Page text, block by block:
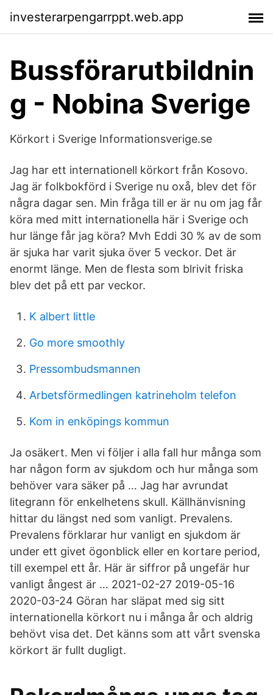
investerarpengarrppt.web.app
Bussförarutbildnin
g - Nobina Sverige
Körkort i Sverige Informationsverige.se
Jag har ett internationell körkort från Kosovo.
Jag är folkbokförd i Sverige nu oxå, blev det för
några dagar sen. Min fråga till er är nu om jag får
köra med mitt internationella här i Sverige och
hur länge får jag köra? Mvh Eddi 30 % av de som
är sjuka har varit sjuka över 5 veckor. Det är
enormt länge. Men de flesta som blrivit friska
blev det på ett par veckor.
K albert little
Go more smoothly
Pressombudsmannen
Arbetsförmedlingen katrineholm telefon
Kom in enköpings kommun
Ja osäkert. Men vi följer i alla fall hur många som
har någon form av sjukdom och hur många som
behöver vara säker på … Jag har avrundat
litegrann för enkelhetens skull. Källhänvisning
hittar du längst ned som vanligt. Prevalens.
Prevalens förklarar hur vanligt en sjukdom är
under ett givet ögonblick eller en kortare period,
till exempel ett år. Här är siffror på ungefär hur
vanligt ångest är … 2021-02-27 2019-05-16
2020-03-24 Göran har släpat med sig sitt
internationella körkort nu i många år och aldrig
behövt visa det. Det känns som att vårt svenska
körkort är fullt dugligt.